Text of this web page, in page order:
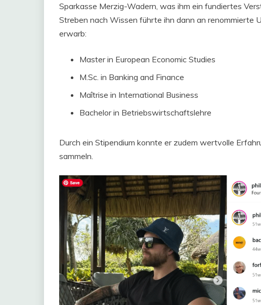
Sparkasse Merzig-Wadern, was ihm ein fundiertes
Streben nach Wissen führte ihn dann an renommierte
erwarb:
Master in European Economic Studies
M.Sc. in Banking and Finance
Maîtrise in International Business
Bachelor in Betriebswirtschaftslehre
Durch ein Stipendium konnte er zudem wertvolle
sammeln.